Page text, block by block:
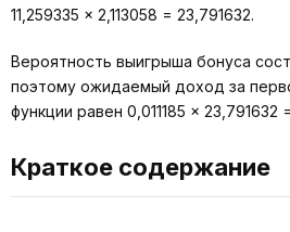
11,259335 × 2,113058 = 23,791632.
Вероятность выигрыша бонуса
поэтому ожидаемый доход за
функции равен 0,011185 × 23,791632
Краткое содержание